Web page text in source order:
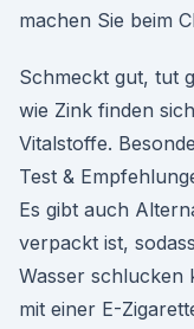
machen Sie beim
Schmeckt gut, tut
wie Zink finden
Vitalstoffe.
Test &
Es gibt auch
verpackt ist,
Wasser schlucken
mit einer E-